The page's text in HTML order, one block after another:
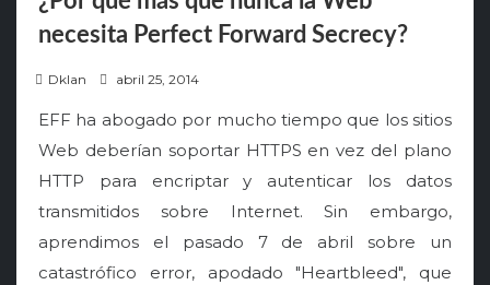
necesita Perfect Forward Secrecy?
Dklan
s
t
e
d
o
n
abril 25, 2014
EFF ha abogado por mucho tiempo que los sitios
Web deberían soportar HTTPS en vez del plano
HTTP para encriptar y autenticar los datos
transmitidos sobre Internet. Sin embargo,
aprendimos el pasado 7 de abril sobre un
catastrófico error, apodado "Heartbleed", que